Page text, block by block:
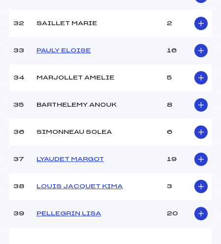
32 SAILLET MARIE 2
33 PAULY ELOISE 16
34 MARJOLLET AMELIE 5
35 BARTHELEMY ANOUK 8
36 SIMONNEAU SOLEA 6
37 LYAUDET MARGOT 19
38 LOUIS JACQUET KIMA 3
39 PELLEGRIN LISA 20